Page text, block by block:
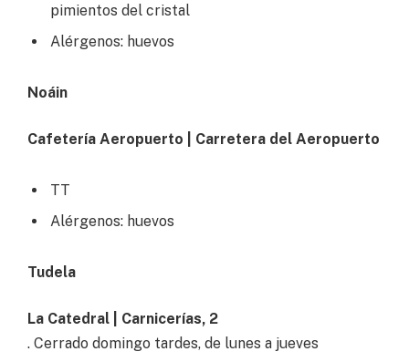
pimientos del cristal
Alérgenos: huevos
Noáin
Cafetería Aeropuerto | Carretera del Aeropuerto
TT
Alérgenos: huevos
Tudela
La Catedral | Carnicerías, 2
. Cerrado domingo tardes, de lunes a jueves